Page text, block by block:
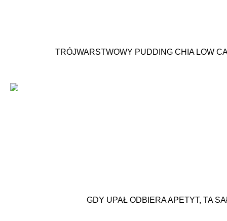
TRÓJWARSTWOWY PUDDING CHIA LOW
GDY UPAŁ ODBIERA APETYT, TA